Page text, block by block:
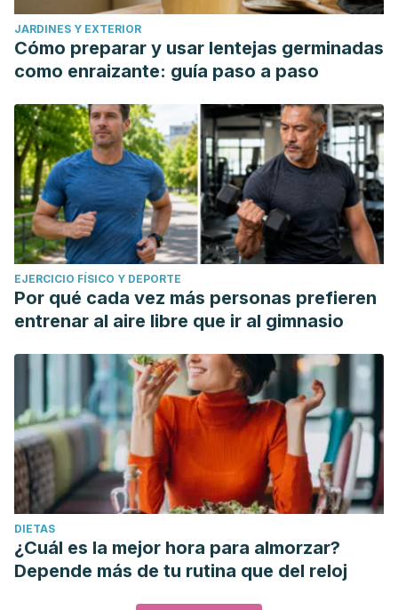
JARDINES Y EXTERIOR
Cómo preparar y usar lentejas germinadas
como enraizante: guía paso a paso
EJERCICIO FÍSICO Y DEPORTE
Por qué cada vez más personas prefieren
entrenar al aire libre que ir al gimnasio
DIETAS
¿Cuál es la mejor hora para almorzar?
Depende más de tu rutina que del reloj